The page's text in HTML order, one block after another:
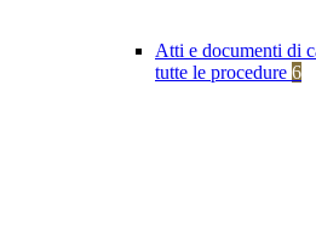
Atti e documenti di
tutte le procedure 6